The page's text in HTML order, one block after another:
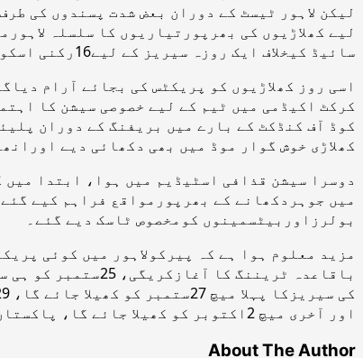
لیکن لاہور ٹیسٹ کے دوران بعض شدت پسندوں کی
لیے کھلاڑیوں کی بھرپورتیاریوں کا سلسلہ
سائیڈ کیخلاف ایک روزہ سیریز کے لیے16رکنی اسکواڈ کا اعلان کیا تھا۔
اسی روز کھلاڑیوں کو پریکٹس کی بجائے آرام
کرکٹ اکیڈمی میں ٹیم کے لیے خصوصی سیشن کا
کوڈ آف کنڈکٹ کے بارے میں بریفنگ کے دوران
کھلاڑی خوش گوار موڈ میں بھی دکھائی دیے
دوسرا سیشن قذافی اسٹیڈیم میں ہوا، ابتدا
میں جوہردکھانے کے بھرپورمواقع فراہم کیے
بولرزاوربیٹسمینوں کومخصوص ٹاسک دیے گئے۔
مزید معلوم ہوا ہے کہ پیرکولاہور میں کوئی
باقاعدہ ٹریننگ
اور آخری میچ 2اکتوبر کو کھیلا جائے گا، پاکستان اورسری لنکا کی کرکٹ ٹیموں کے درمیان تین ٹوئنٹی20میچوں کی سیریز 5 اکتوبر سے لاہور میں شروع ہوگی۔
About The Author